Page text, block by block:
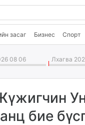
засаг Бизнес Спорт
08 06 Лхагва
бие